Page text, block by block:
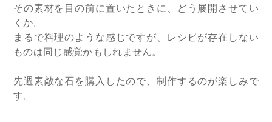
その素材を目の前に置いたときに、どう展開させてい
くか。
まるで料理のような感じですが、レシピが存在しない
ものは同じ感覚かもしれません。
先週素敵な石を購入したので、制作するのが楽しみで
す。